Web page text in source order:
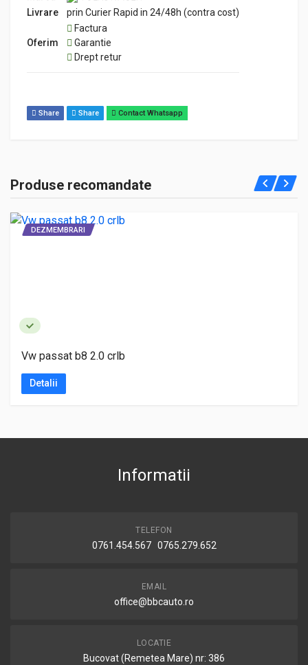
Livrare
prin Curier Rapid in 24/48h (contra cost)
Oferim
Factura
Garantie
Drept retur
Share Share Contact Whatsapp
Produse recomandate
DEZMEMBRARI
Vw passat b8 2.0 crlb
Detalii
Informatii
TELEFON
0761.454.567 0765.279.652
EMAIL
office@bbcauto.ro
LOCATIE
Bucovat (Remetea Mare) nr: 386